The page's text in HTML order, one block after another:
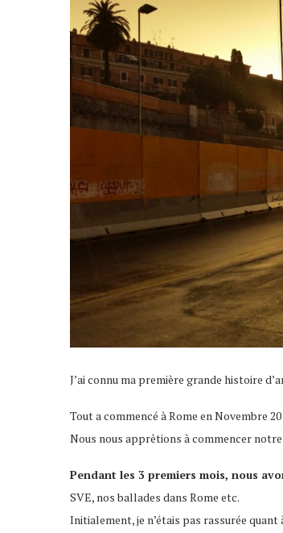
J’ai connu ma première grande histoire
Tout a commencé à Rome en Novembre
Nous nous apprêtions à commencer
Pendant les 3 premiers mois, nous
SVE, nos ballades dans Rome etc.
Initialement, je n’étais pas rassurée quant